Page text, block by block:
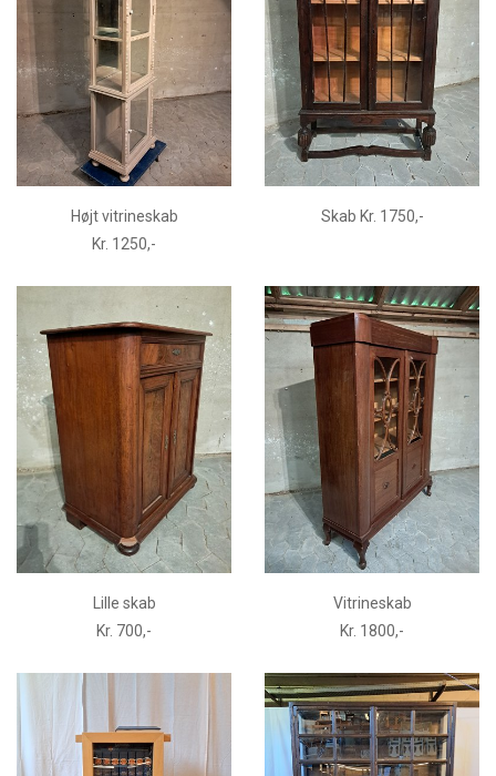
Højt vitrineskab
Kr. 1250,-
Skab Kr. 1750,-
Lille skab
Kr. 700,-
Vitrineskab
Kr. 1800,-